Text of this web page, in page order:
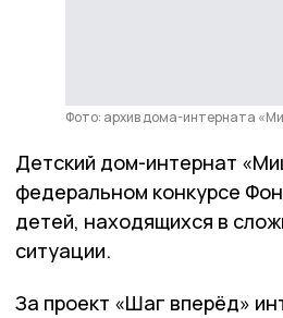
Фото: архив дома-интерната
Детский дом-интернат
федеральном конкурсе
детей, находящихся в
ситуации.
За проект «Шаг вперёд»